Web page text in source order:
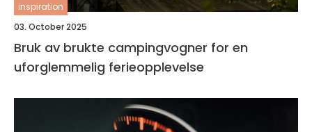
inspiration
03. October 2025
Bruk av brukte campingvogner for en
uforglemmelig ferieopplevelse